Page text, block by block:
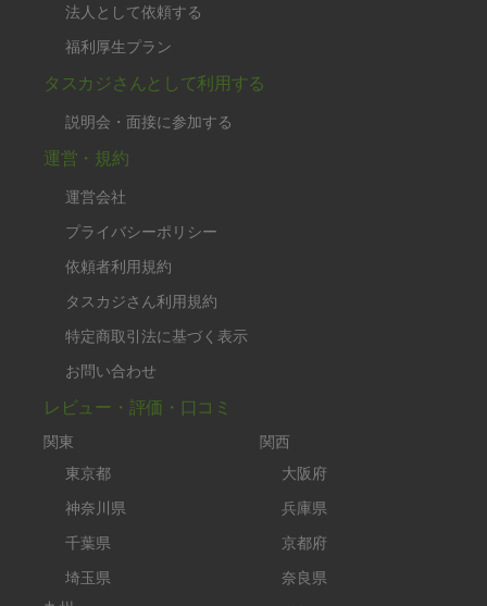
法人として依頼する
福利厚生プラン
タスカジさんとして利用する
説明会・面接に参加する
運営・規約
運営会社
プライバシーポリシー
依頼者利用規約
タスカジさん利用規約
特定商取引法に基づく表示
お問い合わせ
レビュー・評価・口コミ
関東
東京都
神奈川県
千葉県
埼玉県
関西
大阪府
兵庫県
京都府
奈良県